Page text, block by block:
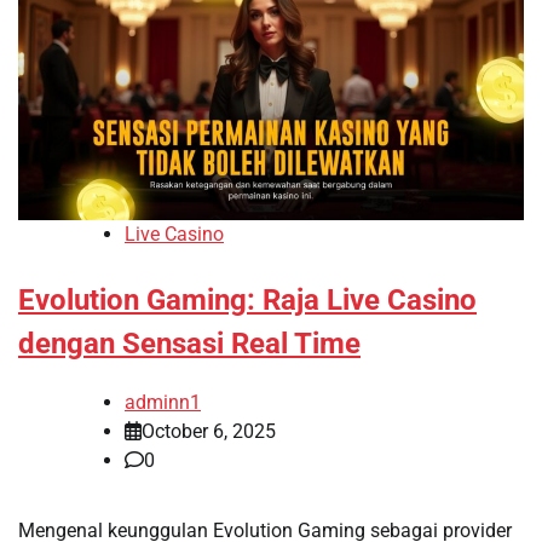
Live Casino
Evolution Gaming: Raja Live Casino
dengan Sensasi Real Time
adminn1
October 6, 2025
0
Mengenal keunggulan Evolution Gaming sebagai provider